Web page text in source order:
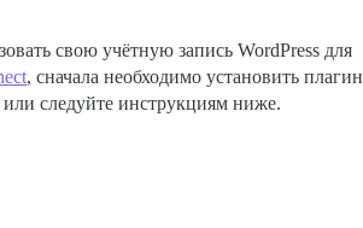
свою учётную запись WordPress для
, сначала необходимо установить плагин
следуйте инструкциям ниже.